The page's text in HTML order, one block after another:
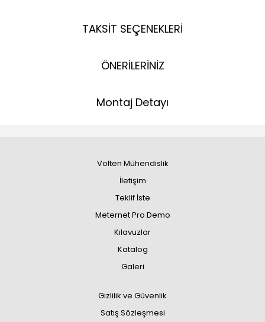
TAKSİT SEÇENEKLERİ
ÖNERİLERİNİZ
Montaj Detayı
Volten Mühendislik
İletişim
Teklif İste
Meternet Pro Demo
Kılavuzlar
Katalog
Galeri
Gizlilik ve Güvenlik
Satış Sözleşmesi